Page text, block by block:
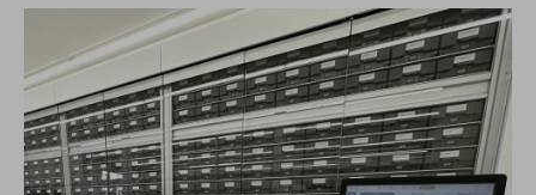
災害・防犯に対する強靭な社会づくり
閉じる